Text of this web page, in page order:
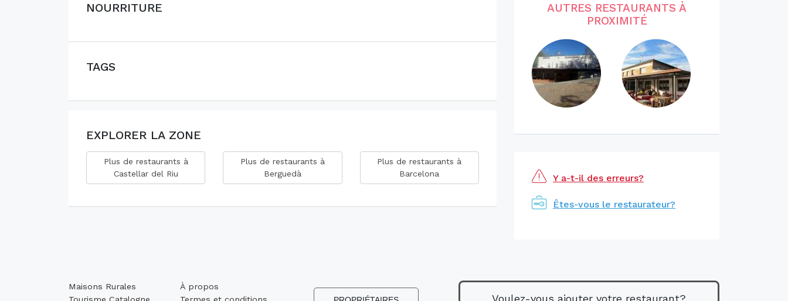
NOURRITURE
TAGS
EXPLORER LA ZONE
Plus de restaurants à
Castellar del Riu
Plus de restaurants à
Berguedà
Plus de restaurants à
Barcelona
AUTRES RESTAURANTS À
PROXIMITÉ
Y a-t-il des erreurs?
Êtes-vous le restaurateur?
Maisons Rurales
À propos
Voulez-vous ajouter votre restaurant?